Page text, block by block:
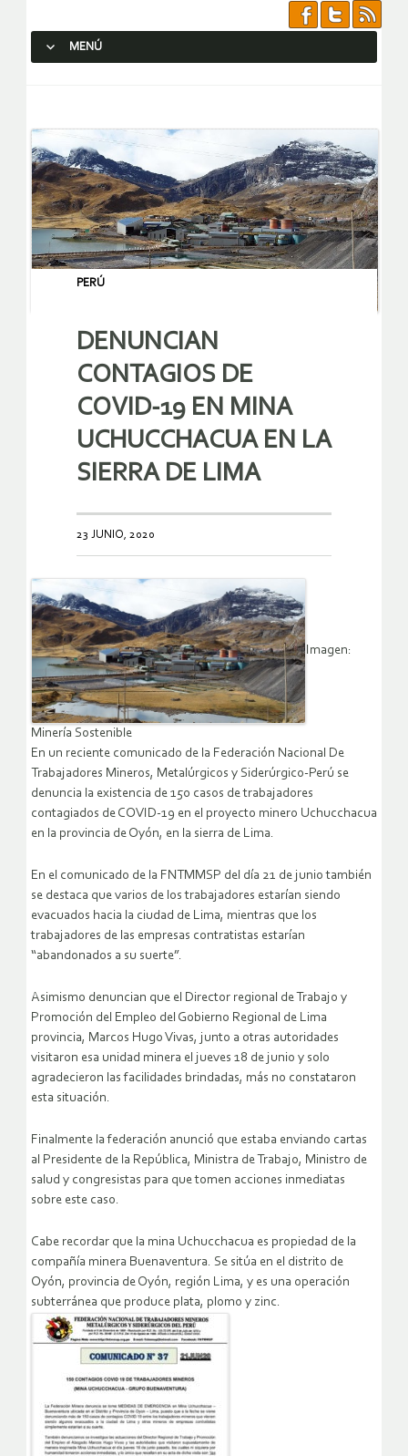
MENÚ
PERÚ
DENUNCIAN
CONTAGIOS DE
COVID-19 EN MINA
UCHUCCHACUA EN LA
SIERRA DE LIMA
23 JUNIO, 2020
Imagen:
Minería Sostenible
En un reciente comunicado de la Federación Nacional De
Trabajadores Mineros, Metalúrgicos y Siderúrgico-Perú se
denuncia la existencia de 150 casos de trabajadores
contagiados de COVID-19 en el proyecto minero Uchucchacua
en la provincia de Oyón, en la sierra de Lima.
En el comunicado de la FNTMMSP del día 21 de junio también
se destaca que varios de los trabajadores estarían siendo
evacuados hacia la ciudad de Lima, mientras que los
trabajadores de las empresas contratistas estarían
“abandonados a su suerte”.
Asimismo denuncian que el Director regional de Trabajo y
Promoción del Empleo del Gobierno Regional de Lima
provincia, Marcos Hugo Vivas, junto a otras autoridades
visitaron esa unidad minera el jueves 18 de junio y solo
agradecieron las facilidades brindadas, más no constataron
esta situación.
Finalmente la federación anunció que estaba enviando cartas
al Presidente de la República, Ministra de Trabajo, Ministro de
salud y congresistas para que tomen acciones inmediatas
sobre este caso.
Cabe recordar que la mina Uchucchacua es propiedad de la
compañía minera Buenaventura. Se sitúa en el distrito de
Oyón, provincia de Oyón, región Lima, y es una operación
subterránea que produce plata, plomo y zinc.